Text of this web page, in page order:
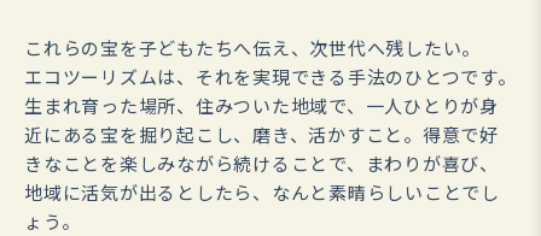
これらの宝を子どもたちへ伝え、次世代へ残したい。
エコツーリズムは、それを実現できる手法のひとつです。
生まれ育った場所、住みついた地域で、一人ひとりが身
近にある宝を掘り起こし、磨き、活かすこと。得意で好
きなことを楽しみながら続けることで、まわりが喜び、
地域に活気が出るとしたら、なんと素晴らしいことでし
ょう。